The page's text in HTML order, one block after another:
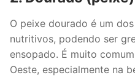
O peixe dourado é um
nutritivos, podendo ser
ensopado. É muito
Oeste, especialmente na